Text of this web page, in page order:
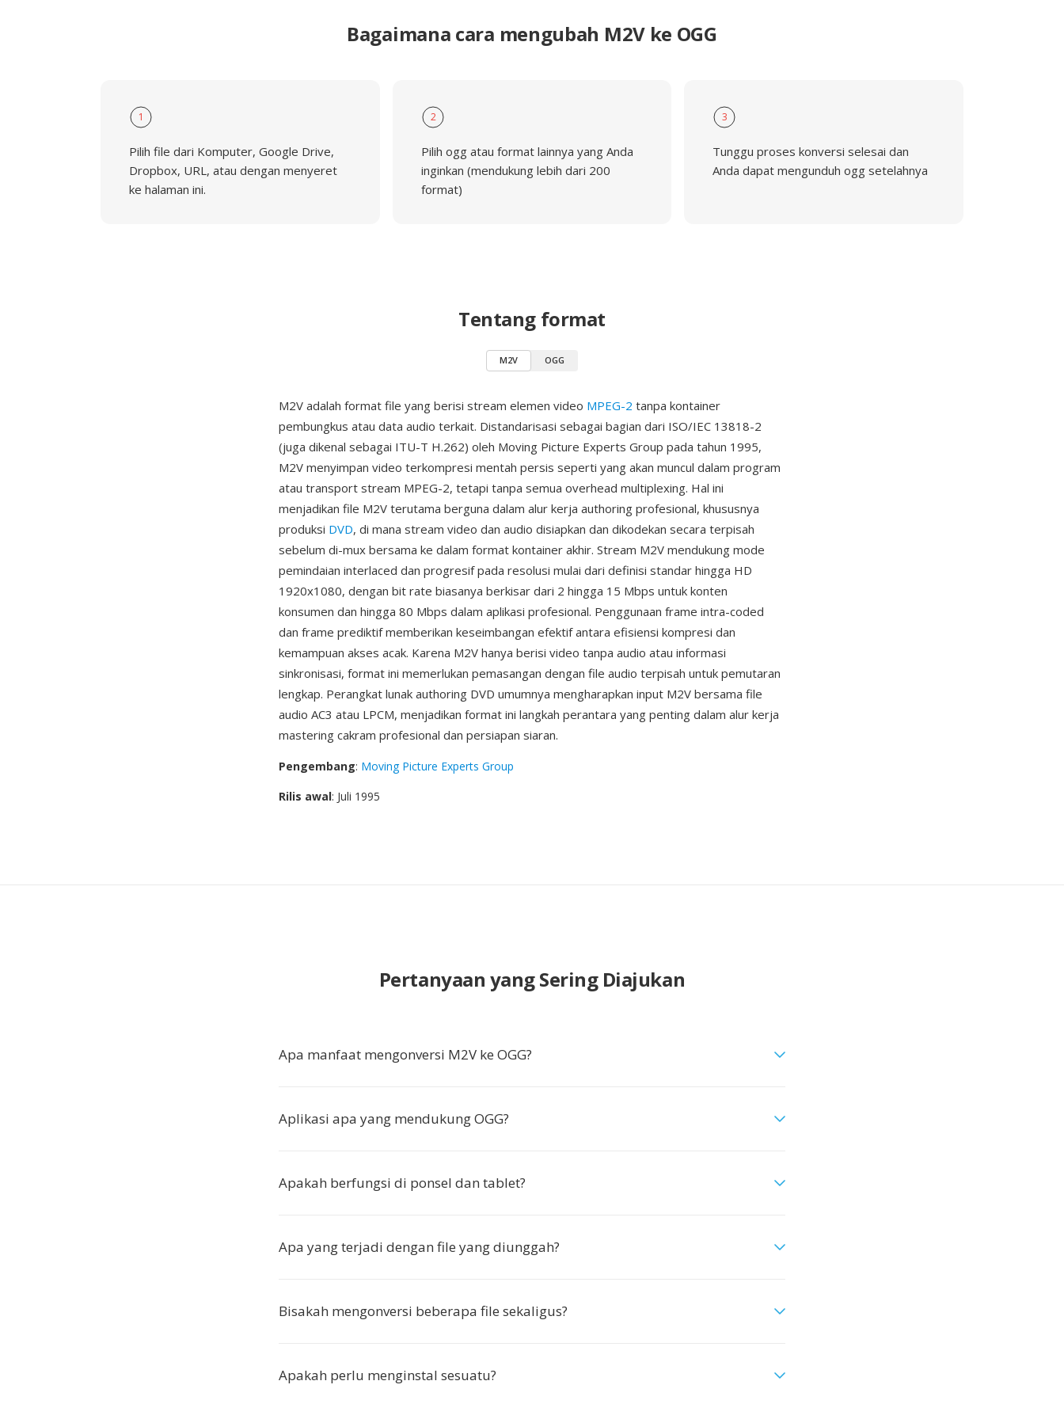
Bagaimana cara mengubah M2V ke OGG
1
Pilih file dari Komputer, Google Drive,
Dropbox, URL, atau dengan menyeret
ke halaman ini.
2
Pilih ogg atau format lainnya yang Anda
inginkan (mendukung lebih dari 200
format)
3
Tunggu proses konversi selesai dan
Anda dapat mengunduh ogg setelahnya
Tentang format
M2V OGG
M2V adalah format file yang berisi stream elemen video MPEG-2 tanpa kontainer
pembungkus atau data audio terkait. Distandarisasi sebagai bagian dari ISO/IEC 13818-2
(juga dikenal sebagai ITU-T H.262) oleh Moving Picture Experts Group pada tahun 1995,
M2V menyimpan video terkompresi mentah persis seperti yang akan muncul dalam program
atau transport stream MPEG-2, tetapi tanpa semua overhead multiplexing. Hal ini
menjadikan file M2V terutama berguna dalam alur kerja authoring profesional, khususnya
produksi DVD, di mana stream video dan audio disiapkan dan dikodekan secara terpisah
sebelum di-mux bersama ke dalam format kontainer akhir. Stream M2V mendukung mode
pemindaian interlaced dan progresif pada resolusi mulai dari definisi standar hingga HD
1920x1080, dengan bit rate biasanya berkisar dari 2 hingga 15 Mbps untuk konten
konsumen dan hingga 80 Mbps dalam aplikasi profesional. Penggunaan frame intra-coded
dan frame prediktif memberikan keseimbangan efektif antara efisiensi kompresi dan
kemampuan akses acak. Karena M2V hanya berisi video tanpa audio atau informasi
sinkronisasi, format ini memerlukan pemasangan dengan file audio terpisah untuk pemutaran
lengkap. Perangkat lunak authoring DVD umumnya mengharapkan input M2V bersama file
audio AC3 atau LPCM, menjadikan format ini langkah perantara yang penting dalam alur kerja
mastering cakram profesional dan persiapan siaran.
Pengembang: Moving Picture Experts Group
Rilis awal: Juli 1995
Pertanyaan yang Sering Diajukan
Apa manfaat mengonversi M2V ke OGG?
Aplikasi apa yang mendukung OGG?
Apakah berfungsi di ponsel dan tablet?
Apa yang terjadi dengan file yang diunggah?
Bisakah mengonversi beberapa file sekaligus?
Apakah perlu menginstal sesuatu?